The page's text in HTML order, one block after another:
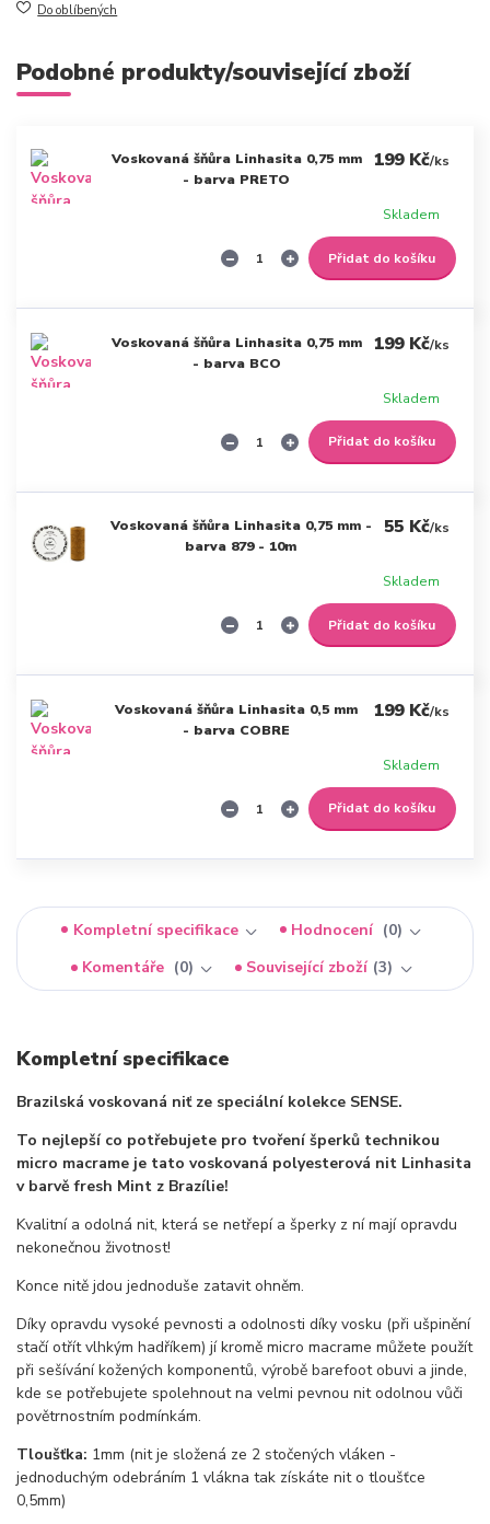
Do oblíbených
Podobné produkty/související zboží
Voskovaná šňůra Linhasita 0,75 mm
- barva PRETO
199 Kč/ks
Skladem
Přidat do košíku
Voskovaná šňůra Linhasita 0,75 mm
- barva BCO
199 Kč/ks
Skladem
Přidat do košíku
Voskovaná šňůra Linhasita 0,75 mm -
barva 879 - 10m
55 Kč/ks
Skladem
Přidat do košíku
Voskovaná šňůra Linhasita 0,5 mm
- barva COBRE
199 Kč/ks
Skladem
Přidat do košíku
Kompletní specifikace Hodnocení
0
Komentáře
0 Související zboží 3
Kompletní specifikace
Brazilská voskovaná niť ze speciální kolekce SENSE.
To nejlepší co potřebujete pro tvoření šperků technikou
micro macrame je tato voskovaná polyesterová nit Linhasita
v barvě fresh Mint z Brazílie!
Kvalitní a odolná nit, která se netřepí a šperky z ní mají opravdu
nekonečnou životnost!
Konce nitě jdou jednoduše zatavit ohněm.
Díky opravdu vysoké pevnosti a odolnosti díky vosku (při ušpinění
stačí otřít vlhkým hadříkem) jí kromě micro macrame můžete použít
při sešívání kožených komponentů, výrobě barefoot obuvi a jinde,
kde se potřebujete spolehnout na velmi pevnou nit odolnou vůči
povětrnostním podmínkám.
Tloušťka: 1mm (nit je složená ze 2 stočených vláken -
jednoduchým odebráním 1 vlákna tak získáte nit o tloušťce
0,5mm)